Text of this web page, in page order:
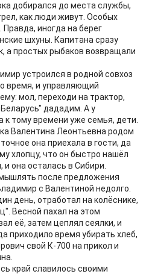
добирался до места службы,
как люди живут. Особых
Правда, иногда на берег
шхуны. Капитана сразу
а простых рыбаков возвращали
устроился в родной совхоз
время, и управляющий
мол, переходи на трактор,
дададим. А у
тому времени уже семья, дети.
Валентина Леонтьевна родом
она приехала в гости, да
хлопцу, что он быстро нашёл
она осталась в Сибири.
после предложения
с Валентиной недолго.
день, отработал на колёснике,
Весной пахал на этом
её, затем цеплял сеялки, и
приходило время убирать хлеб,
свой К-700 на прикол и
край славилось своими